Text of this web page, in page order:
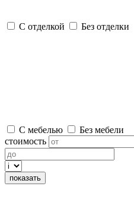
С отделкой Без отделки
С мебелью
Без мебели
стоимость
показать